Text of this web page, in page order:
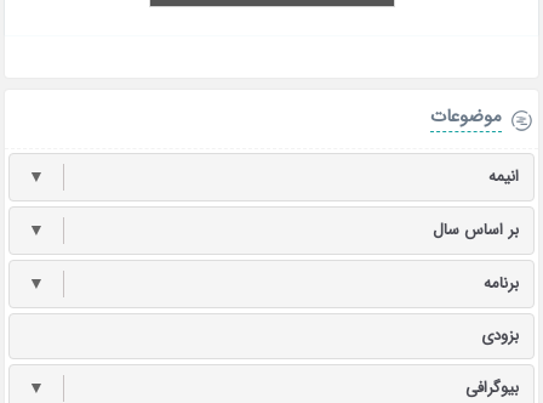
موضوعات
انیمه ▼
بر اساس سال ▼
برنامه ▼
بزودی
بیوگرافی ▼